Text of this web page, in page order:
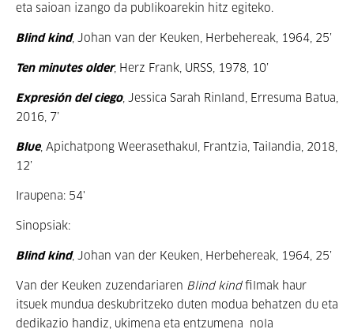
eta saioan izango da publikoarekin hitz egiteko.
Blind kind, Johan van der Keuken, Herbehereak, 1964, 25’
Ten minutes older, Herz Frank, URSS, 1978, 10’
Expresión del ciego, Jessica Sarah Rinland, Erresuma Batua,
2016, 7’
Blue, Apichatpong Weerasethakul, Frantzia, Tailandia, 2018,
12’
Iraupena: 54'
Sinopsiak:
Blind kind, Johan van der Keuken, Herbehereak, 1964, 25’
Van der Keuken zuzendariaren Blind kindfilmak haur
itsuek mundua deskubritzeko duten modua behatzen du eta
dedikazio handiz, ukimena eta entzumena nola